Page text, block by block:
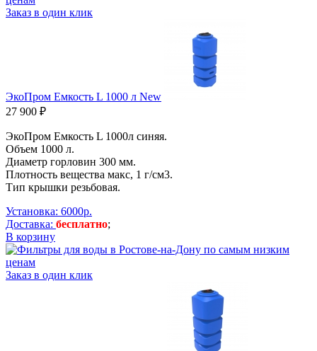
Заказ в один клик
ЭкоПром Емкость L 1000 л New
27 900 ₽
ЭкоПром Емкость L 1000л синяя.
Объем 1000 л.
Диаметр горловин 300 мм.
Плотность вещества макс, 1 г/см3.
Тип крышки резьбовая.
Установка: 6000р.
Доставка: бесплатно;
В корзину
Заказ в один клик